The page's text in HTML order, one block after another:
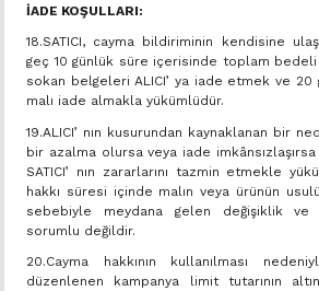
İADE KOŞULLARI:
18.SATICI, cayma bildiriminin kendisine
geç 10 günlük süre içerisinde toplam bedeli
sokan belgeleri ALICI’ ya iade etmek ve
malı iade almakla yükümlüdür.
19.ALICI’ nın kusurundan kaynaklanan bir
bir azalma olursa veya iade imkânsızlaşırsa
SATICI’ nın zararlarını tazmin etmekle
hakkı süresi içinde malın veya ürünün
sebebiyle meydana gelen değişiklik ve
sorumlu değildir.
20.Cayma hakkının kullanılması
düzenlenen kampanya limit tutarının